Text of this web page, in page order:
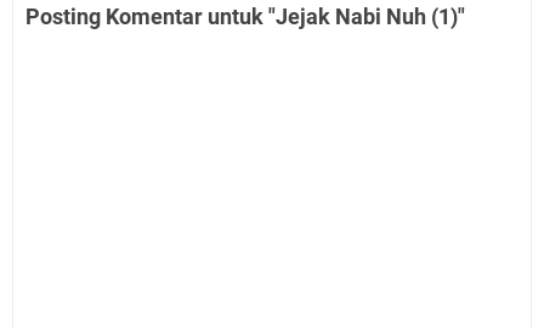
Posting Komentar untuk "Jejak Nabi Nuh (1)"